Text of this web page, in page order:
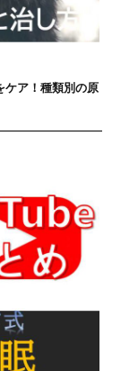
ケア！種類別の原